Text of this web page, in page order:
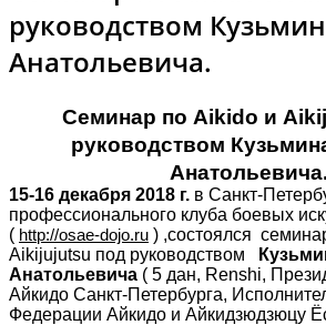
руководством
Анатольевича.
Семинар по Aikido и
руководством
Анатольевича.
15-16 декабря 2018 г. в Санкт-
профессионального клуба боевых
( http://osae-dojo.ru ) ,состоялся
Aikijujutsu под руководством
Анатольевича ( 5 дан, Renshi,
Айкидо Санкт-Петербурга,
Федерации Айкидо и Айкидзюдзюцу